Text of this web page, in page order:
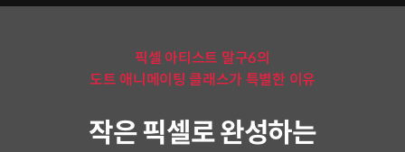
픽셀 아티스트 말구6의
도트 애니메이팅 클래스가 특별한 이유
작은 픽셀로 완성하는